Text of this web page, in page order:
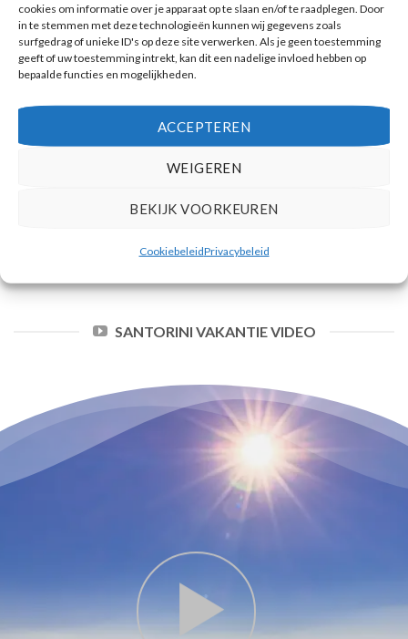
cookies om informatie over je apparaat op te slaan en/of te raadplegen. Door
in te stemmen met deze technologieën kunnen wij gegevens zoals
surfgedrag of unieke ID's op deze site verwerken. Als je geen toestemming
geeft of uw toestemming intrekt, kan dit een nadelige invloed hebben op
bepaalde functies en mogelijkheden.
ACCEPTEREN
WEIGEREN
BEKIJK VOORKEUREN
CookiebeleidPrivacybeleid
sterren accommodatie in Exomitis.
U boekt deze reis direct bij onze
partner Eliza was here. Nu vanaf
EUR 1453.00 per persoon.
MEER DEALS
SANTORINI VAKANTIE VIDEO